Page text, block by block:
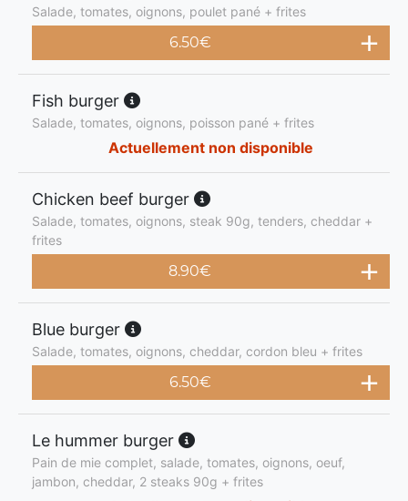
Salade, tomates, oignons, poulet pané + frites
6.50€
Fish burger
Salade, tomates, oignons, poisson pané + frites
Actuellement non disponible
Chicken beef burger
Salade, tomates, oignons, steak 90g, tenders, cheddar +
frites
8.90€
Blue burger
Salade, tomates, oignons, cheddar, cordon bleu + frites
6.50€
Le hummer burger
Pain de mie complet, salade, tomates, oignons, oeuf,
jambon, cheddar, 2 steaks 90g + frites